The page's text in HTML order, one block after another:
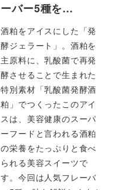
ーバー5種を…
酒粕をアイスにした「発
酵ジェラート」。酒粕を
主原料に、乳酸菌で再発
酵させることで生まれた
特別素材「乳酸菌発酵酒
粕」でつくったこのアイ
スは、美容健康のスーパ
ーフードと言われる酒粕
の栄養をたっぷりと食べ
られる美容スイーツで
す。今回は人気フレーバ